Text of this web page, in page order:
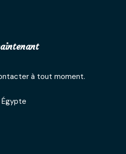
à tout moment.
Égypte